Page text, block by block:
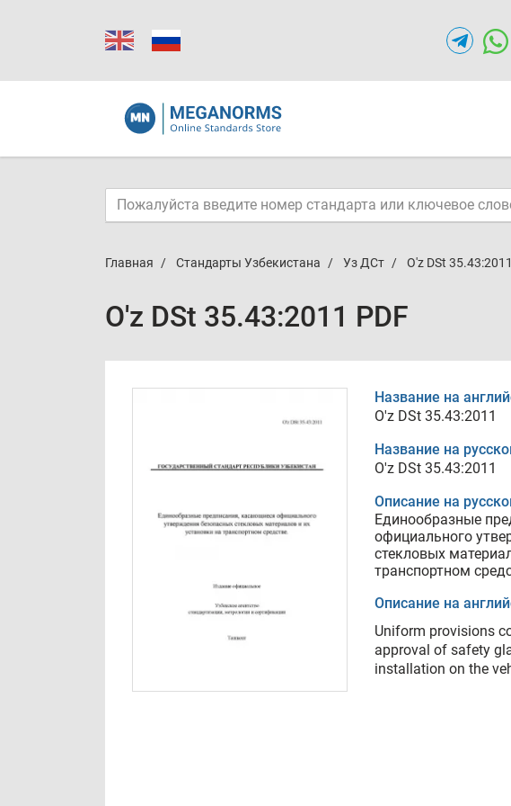
Главная Стандарты Узбекистана Уз ДСт O'z DSt 35.43:2011
O'z DSt 35.43:2011 PDF
Название на
O'z DSt 35.43:2011
Название на
O'z DSt 35.43:2011
Описание на
Единообразные
официального
стекловых
транспортном
Описание на
Uniform provisions
approval of safety
installation on the